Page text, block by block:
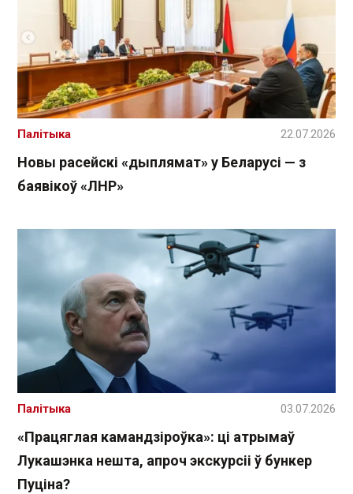
Новы расейскі «дыплямат» у Беларусі — з
баявікоў «ЛНР»
Палітыка 22.07.2026
«Працяглая камандзіроўка»: ці атрымаў
Лукашэнка нешта, апроч экскурсіі ў бункер
Пуціна?
Палітыка 03.07.2026